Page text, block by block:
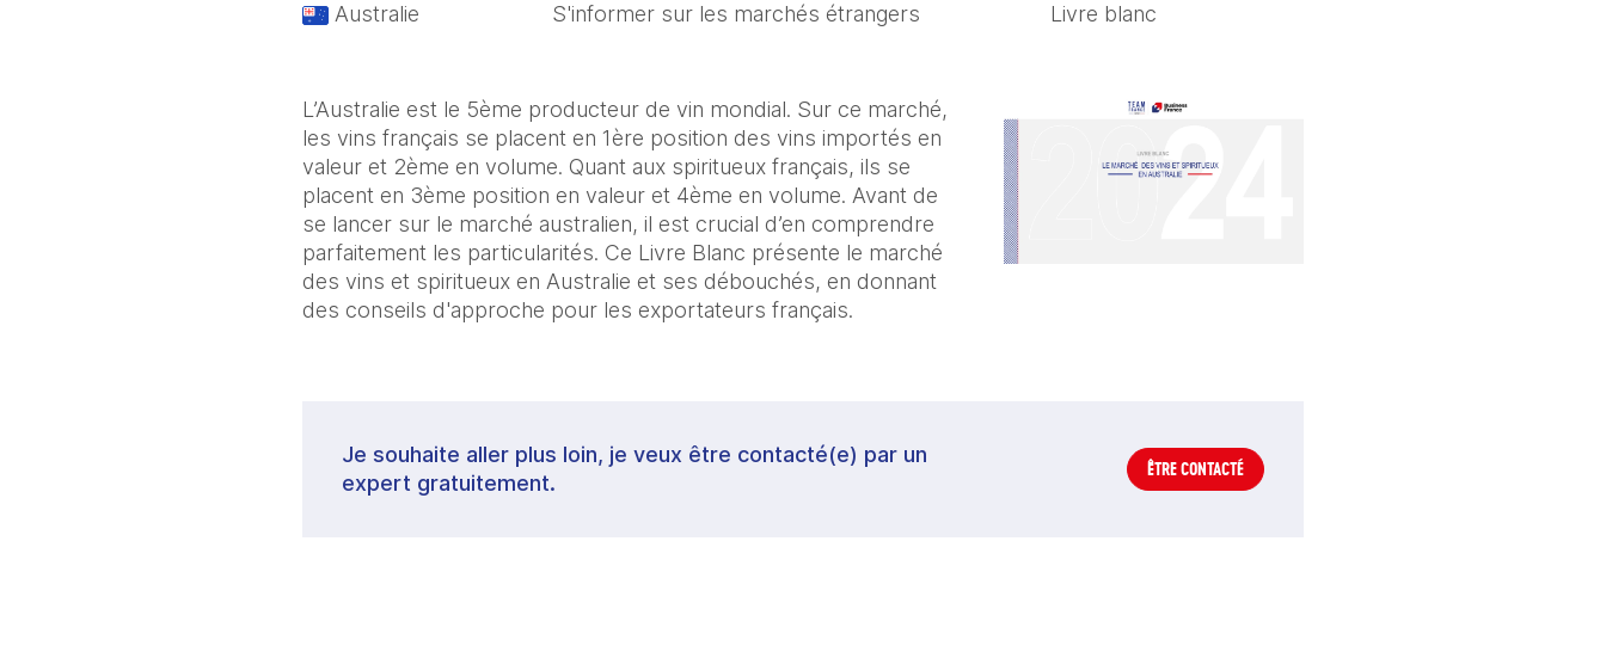
Australie S'informer sur les marchés étrangers Livre blanc
L’Australie est le 5ème producteur de vin mondial. Sur ce marché,
les vins français se placent en 1ère position des vins importés en
valeur et 2ème en volume. Quant aux spiritueux français, ils se
placent en 3ème position en valeur et 4ème en volume. Avant de
se lancer sur le marché australien, il est crucial d’en comprendre
parfaitement les particularités. Ce Livre Blanc présente le marché
des vins et spiritueux en Australie et ses débouchés, en donnant
des conseils d'approche pour les exportateurs français.
Je souhaite aller plus loin, je veux être contacté(e) par un
expert gratuitement.
ÊTRE CONTACTÉ